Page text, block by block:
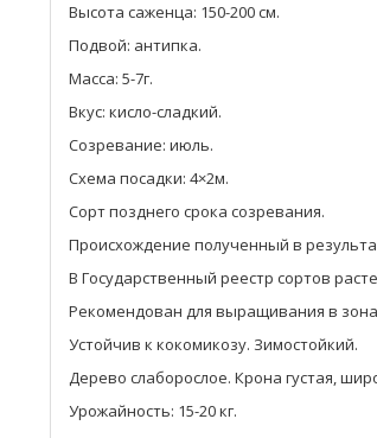
Высота саженца: 150-200 см.
Подвой: антипка.
Масса: 5-7г.
Вкус: кисло-сладкий.
Созревание: июль.
Схема посадки: 4×2м.
Сорт позднего срока созревания.
Происхождение полученный в
В Государственный реестр сортов
Рекомендован для выращивания в
Устойчив к кокомикозу. Зимостойкий.
Дерево слаборослое. Крона густая,
Урожайность: 15-20 кг.